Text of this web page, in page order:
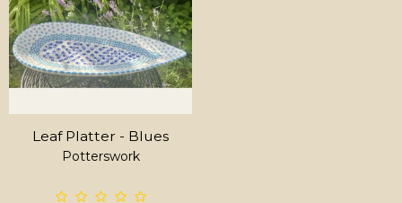
Leaf Platter - Blues
Potterswork